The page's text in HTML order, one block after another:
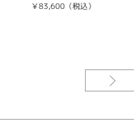
￥83,600（税込）